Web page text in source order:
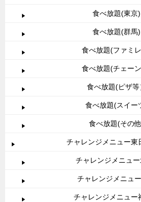
食べ放題(東京
食べ放題(群馬
食べ放題(ファミ
食べ放題(チェー
食べ放題(ピザ
食べ放題(スイー
食べ放題(その
チャレンジメニュー東
チャレンジメニュ
チャレンジメニュ
チャレンジメニュー